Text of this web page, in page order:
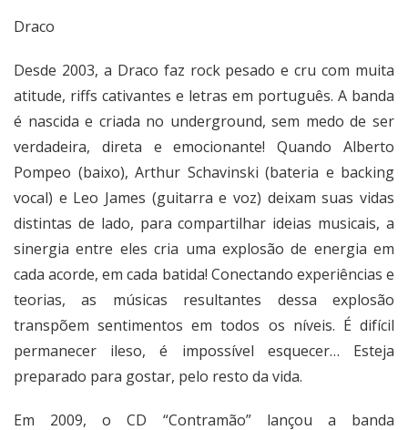
Draco
Desde 2003, a Draco faz rock pesado e cru com muita
atitude, riffs cativantes e letras em português. A banda
é nascida e criada no underground, sem medo de ser
verdadeira, direta e emocionante! Quando Alberto
Pompeo (baixo), Arthur Schavinski (bateria e backing
vocal) e Leo James (guitarra e voz) deixam suas vidas
distintas de lado, para compartilhar ideias musicais, a
sinergia entre eles cria uma explosão de energia em
cada acorde, em cada batida! Conectando experiências e
teorias, as músicas resultantes dessa explosão
transpõem sentimentos em todos os níveis. É difícil
permanecer ileso, é impossível esquecer… Esteja
preparado para gostar, pelo resto da vida.
Em 2009, o CD “Contramão” lançou a banda